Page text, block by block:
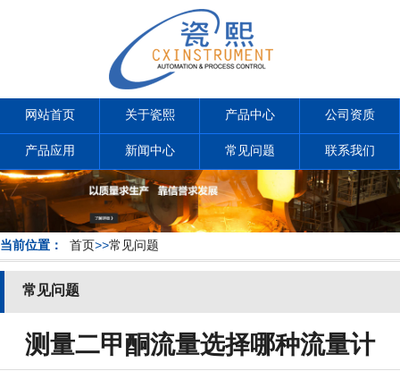
网站首页 关于瓷熙 产品中心 公司资质
产品应用 新闻中心 常见问题 联系我们
当前位置： 首页>>常见问题
常见问题
测量二甲酮流量选择哪种流量计